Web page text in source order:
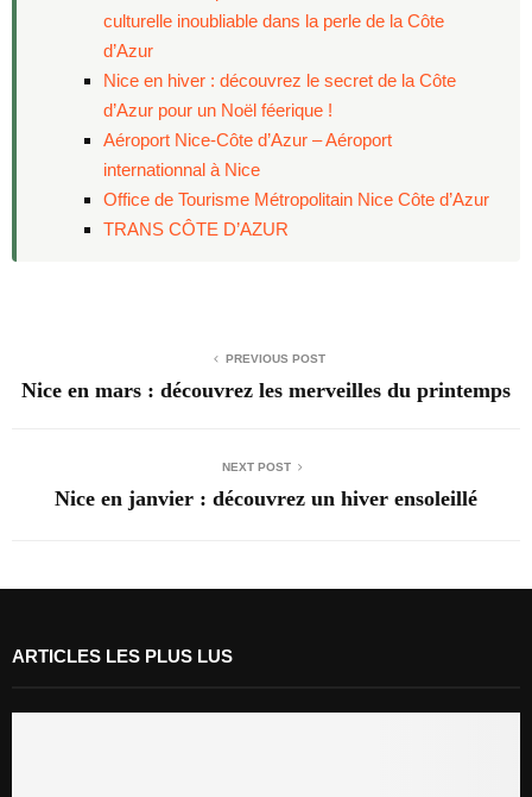
culturelle inoubliable dans la perle de la Côte
d’Azur
Nice en hiver : découvrez le secret de la Côte
d’Azur pour un Noël féerique !
Aéroport Nice-Côte d’Azur – Aéroport
internationnal à Nice
Office de Tourisme Métropolitain Nice Côte d’Azur
TRANS CÔTE D’AZUR
PREVIOUS POST
Nice en mars : découvrez les merveilles du printemps
NEXT POST
Nice en janvier : découvrez un hiver ensoleillé
ARTICLES LES PLUS LUS